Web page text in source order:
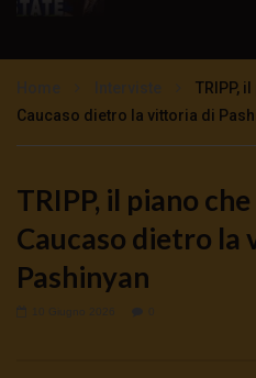
MURO DI
1K
1.5K
TRIPP,
Caucaso dietro la vittoria di
TRIPP, il piano
Caucaso dietro
Pashinyan